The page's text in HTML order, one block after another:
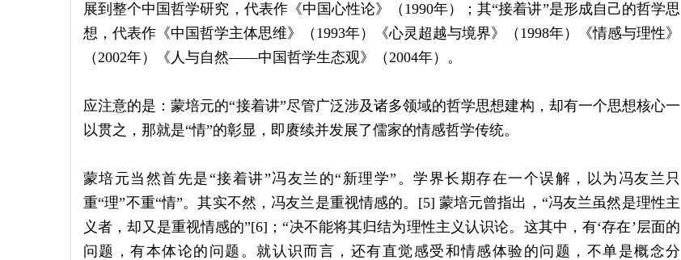
展到整个中国哲学研究，代表作《中国心性论》（1990年）；其“接着讲”是形成自己的哲学思
想，代表作《中国哲学主体思维》（1993年）《心灵超越与境界》（1998年）《情感与理性》
（2002年）《人与自然——中国哲学生态观》（2004年）。
应注意的是：蒙培元的“接着讲”尽管广泛涉及诸多领域的哲学思想建构，却有一个思想核心一
以贯之，那就是“情”的彰显，即赓续并发展了儒家的情感哲学传统。
蒙培元当然首先是“接着讲”冯友兰的“新理学”。学界长期存在一个误解，以为冯友兰只
重“理”不重“情”。其实不然，冯友兰是重视情感的。[5] 蒙培元曾指出，“冯友兰虽然是理性主
义者，却又是重视情感的”[6]；“决不能将其归结为理性主义认识论。这其中，有‘存在’层面的
问题，有本体论的问题。就认识而言，还有直觉感受和情感体验的问题，不单是概念分